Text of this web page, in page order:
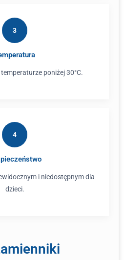
3
poniżej 30°C.
4
i niedostępnym dla
dzieci.